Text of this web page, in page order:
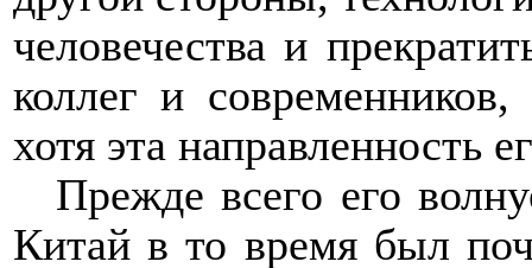
человечества и
коллег и
хотя эта направленность
Прежде всего его
Китай в то время был